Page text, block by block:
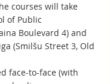
courses will take
of Public
Boulevard 4) and
(Smilšu Street 3, Old
face-to-face (with